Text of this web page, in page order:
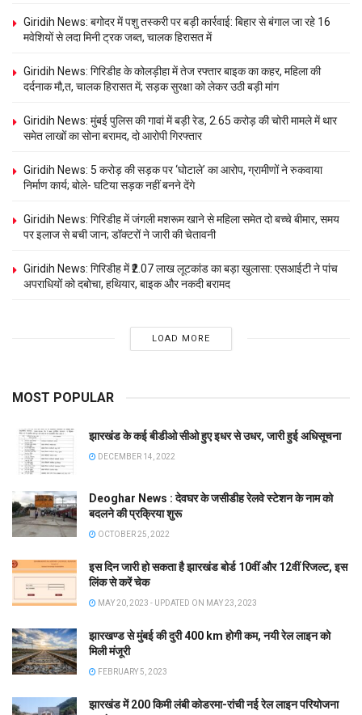
Giridih News: बगोदर में पशु तस्करी पर बड़ी कार्रवाई: बिहार से बंगाल जा रहे 16
मवेशियों से लदा मिनी ट्रक जब्त, चालक हिरासत में
Giridih News: गिरिडीह के कोलड़ीहा में तेज रफ्तार बाइक का कहर, महिला की
दर्दनाक मौ,त, चालक हिरासत में; सड़क सुरक्षा को लेकर उठी बड़ी मांग
Giridih News: मुंबई पुलिस की गावां में बड़ी रेड, 2.65 करोड़ की चोरी मामले में थार
समेत लाखों का सोना बरामद, दो आरोपी गिरफ्तार
Giridih News: 5 करोड़ की सड़क पर ‘घोटाले’ का आरोप, ग्रामीणों ने रुकवाया
निर्माण कार्य; बोले- घटिया सड़क नहीं बनने देंगे
Giridih News: गिरिडीह में जंगली मशरूम खाने से महिला समेत दो बच्चे बीमार, समय
पर इलाज से बची जान; डॉक्टरों ने जारी की चेतावनी
Giridih News: गिरिडीह में ₹2.07 लाख लूटकांड का बड़ा खुलासा: एसआईटी ने पांच
अपराधियों को दबोचा, हथियार, बाइक और नकदी बरामद
LOAD MORE
MOST POPULAR
झारखंड के कई बीडीओ सीओ हुए इधर से उधर, जारी हुई अधिसूचना
DECEMBER 14, 2022
Deoghar News : देवघर के जसीडीह रेलवे स्टेशन के नाम को
बदलने की प्रक्रिया शुरू
OCTOBER 25, 2022
इस दिन जारी हो सकता है झारखंड बोर्ड 10वीं और 12वीं रिजल्ट, इस
लिंक से करें चेक
MAY 20, 2023 - UPDATED ON MAY 23, 2023
झारखण्ड से मुंबई की दुरी 400 km होगी कम, नयी रेल लाइन को
मिली मंजूरी
FEBRUARY 5, 2023
झारखंड में 200 किमी लंबी कोडरमा-रांची नई रेल लाइन परियोजना